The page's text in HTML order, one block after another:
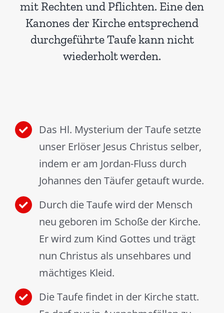
mit Rechten und Pflichten. Eine den
Kanones der Kirche entsprechend
durchgeführte Taufe kann nicht
wiederholt werden.
Das Hl. Mysterium der Taufe setzte
unser Erlöser Jesus Christus selber,
indem er am Jordan-Fluss durch
Johannes den Täufer getauft wurde.
Durch die Taufe wird der Mensch
neu geboren im Schoße der Kirche.
Er wird zum Kind Gottes und trägt
nun Christus als unsehbares und
mächtiges Kleid.
Die Taufe findet in der Kirche statt.